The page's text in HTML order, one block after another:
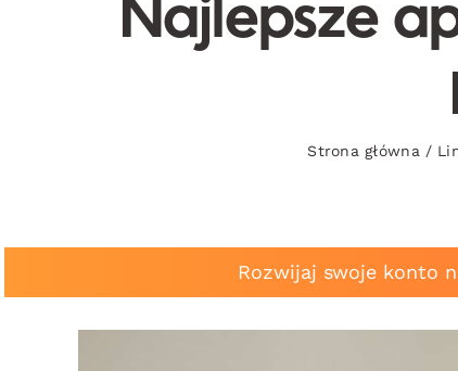
Najlepsze
Strona główna /
Rozwijaj swoje konto